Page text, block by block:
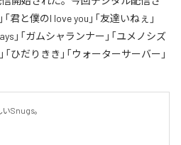
君と僕のI love you」「友達いねぇ」
」「ガムシャランナー」「ユメノシズ
「ひだりきき」「ウォーターサーバー」
Snugs。